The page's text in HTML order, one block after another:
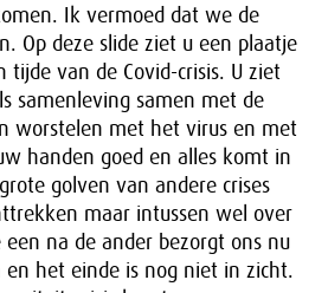
Ik vermoed dat we de
Op deze slide ziet u een plaatje
tijde van de Covid-crisis. U ziet
samenleving samen met de
worstelen met het virus en met
handen goed en alles komt in
golven van andere crises
maar intussen wel over
na de ander bezorgt ons nu
en het einde is nog niet in zicht.